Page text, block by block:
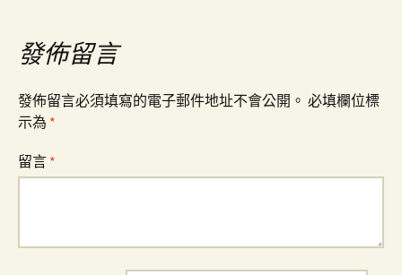
導
覽
發佈留言
發佈留言必須填寫的電子郵件地址不會公開。 必填欄位標
示為 *
留言 *